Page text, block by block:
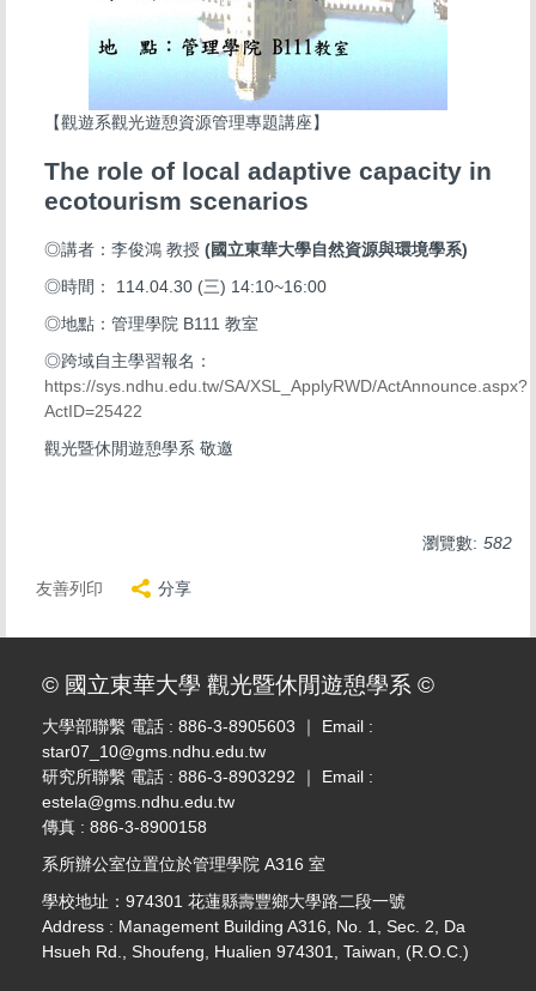
【觀遊系觀光遊憩資源管理專題講座】
The role of local adaptive capacity in
ecotourism scenarios
◎講者：李俊鴻 教授 (國立東華大學自然資源與環境學系)
◎時間： 114.04.30 (三) 14:10~16:00
◎地點：管理學院 B111 教室
◎跨域自主學習報名：
https://sys.ndhu.edu.tw/SA/XSL_ApplyRWD/ActAnnounce.aspx?
ActID=25422
觀光暨休閒遊憩學系 敬邀
瀏覽數: 582
友善列印 分享
© 國立東華大學 觀光暨休閒遊憩學系 ©
大學部聯繫 電話 : 886-3-8905603 ｜ Email :
star07_10@gms.ndhu.edu.tw
研究所聯繫 電話 : 886-3-8903292 ｜ Email :
estela@gms.ndhu.edu.tw
傳真 : 886-3-8900158
系所辦公室位置位於管理學院 A316 室
學校地址：974301 花蓮縣壽豐鄉大學路二段一號
Address : Management Building A316, No. 1, Sec. 2, Da
Hsueh Rd., Shoufeng, Hualien 974301, Taiwan, (R.O.C.)